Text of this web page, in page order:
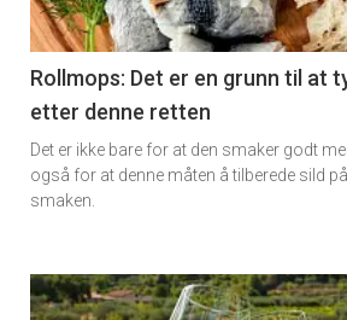
section
11
Ukens
vin
Rollmops: Det er en grunn til at
etter denne retten
Det er ikke bare for at den smaker godt
også for at denne måten å tilberede sild
smaken.
Events